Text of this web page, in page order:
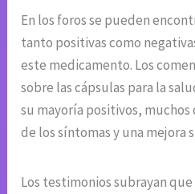
En los foros se pueden
tanto positivas como
este medicamento. Los
sobre las cápsulas para la
su mayoría positivos,
de los síntomas y una mejora
Los testimonios subrayan